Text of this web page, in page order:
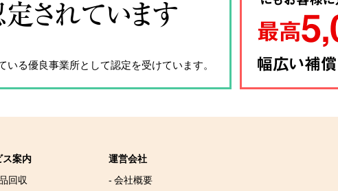
されています
いる優良事業所として認定を受けています。
案内
回収
運営会社
- 会社概要